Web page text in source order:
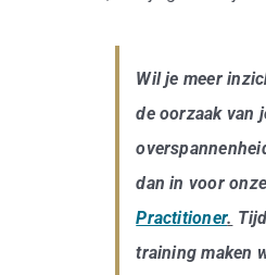
Wil je meer
de oorzaak van
dan in voor
Practitioner.
training maken